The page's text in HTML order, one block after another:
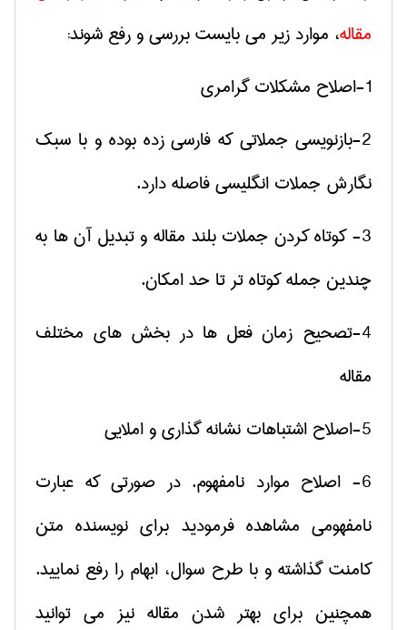
مقاله، موارد زیر می بایست بررسی و رفع شوند:
1-اصلاح مشکلات گرامری
2-بازنویسی جملاتی که فارسی زده بوده و با سبک
نگارش جملات انگلیسی فاصله دارد.
3- کوتاه کردن جملات بلند مقاله و تبدیل آن ها به
چندین جمله کوتاه تر تا حد امکان.
4-تصحیح زمان فعل ها در بخش های مختلف
مقاله
5-اصلاح اشتباهات نشانه گذاری و املایی
6- اصلاح موارد نامفهوم. در صورتی که عبارت
نامفهومی مشاهده فرمودید برای نویسنده متن
کامنت گذاشته و با طرح سوال، ابهام را رفع نمایید.
همچنین برای بهتر شدن مقاله نیز می توانید